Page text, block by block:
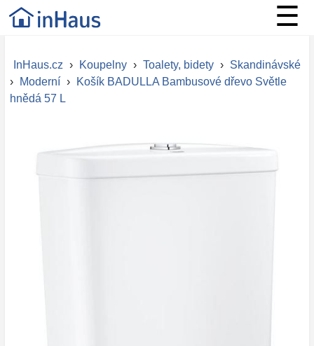
☰
InHaus.cz › Koupelny › Toalety, bidety › Skandinávské
›
Moderní ›
Košík BADULLA Bambusové dřevo Světle
hnědá 57 L